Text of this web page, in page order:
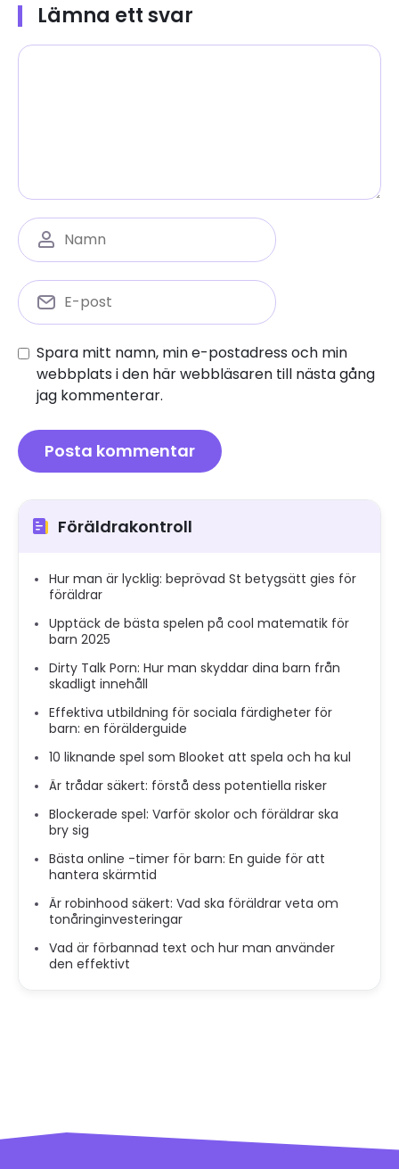
Lämna ett svar
Spara mitt namn, min e-postadress och min
webbplats i den här webbläsaren till nästa gång
jag kommenterar.
Föräldrakontroll
Hur man är lycklig: beprövad St betygsätt gies för
föräldrar
Upptäck de bästa spelen på cool matematik för
barn 2025
Dirty Talk Porn: Hur man skyddar dina barn från
skadligt innehåll
Effektiva utbildning för sociala färdigheter för
barn: en förälderguide
10 liknande spel som Blooket att spela och ha kul
Är trådar säkert: förstå dess potentiella risker
Blockerade spel: Varför skolor och föräldrar ska
bry sig
Bästa online -timer för barn: En guide för att
hantera skärmtid
Är robinhood säkert: Vad ska föräldrar veta om
tonåringinvesteringar
Vad är förbannad text och hur man använder
den effektivt